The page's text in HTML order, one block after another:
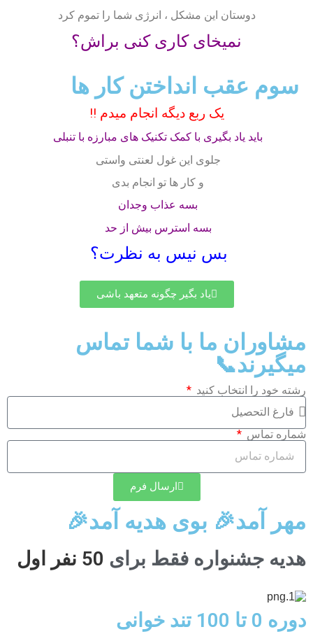
دوستان این مشکل ، انرژی شما را تموم کرد
نمیخای کاری کنی براش؟
سوم عقب انداختن کار ها
یک ربع دیگه انجام میدم !!
باید یاد بگیری با کمک تکنیک های مبارزه با تنبلی
جلوی این غول لعنتی واستی
و کار ها تو انجام بدی
بسه عذاب وجدان
بسه استرس بیش از حد
بس نیس به نظرت؟
یاد بگیر چگونه متعهد باشی
مشاوران ما با شما تماس
میگیرند📞
رشته خود را انتخاب کنید
شماره تماس
ارسال فرم
مهر آمد🎉 بوی هدیه آمد🎉
هدیه جشنواره فقط برای 50 نفر اول
دوره 0 تا 100 تند خوانی